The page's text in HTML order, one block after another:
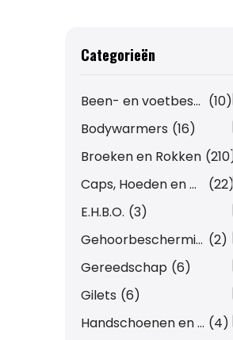
Categorieën
Been- en voetbescherming (10)
Bodywarmers (16)
Broeken en Rokken
Caps, Hoeden en Mutsen
E.H.B.O. (3)
Gehoorbescherming (2)
Gereedschap (6)
Gilets (6)
Handschoenen en Sjaals (4)